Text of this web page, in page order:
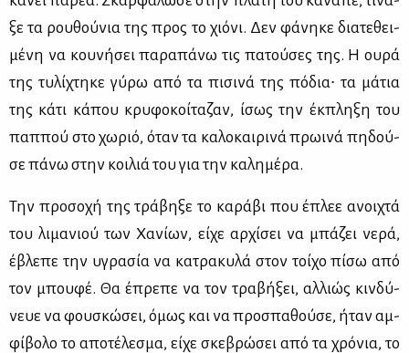
ξε τα ρου­θού­νια της προς το χιό­νι. Δεν φά­νη­κε δια­τε­θει­
μέ­νη να κου­νή­σει πα­ρα­πά­νω τις πα­τού­σες της. Η ου­ρά
της τυ­λί­χτη­κε γύ­ρω από τα πι­σι­νά της πό­δια∙ τα μά­τια
της κά­τι κά­που κρυ­φο­κοί­τα­ζαν, ίσως την έκ­πλη­ξη του
παπ­πού στο χω­ριό, όταν τα κα­λο­και­ρι­νά πρω­ι­νά πη­δού­
σε πά­νω στην κοι­λιά του για την κα­λη­μέ­ρα.
Την προ­σο­χή της τρά­βη­ξε το κα­ρά­βι που έπλεε ανοι­χτά
του λι­μα­νιού των Χα­νί­ων, εί­χε αρ­χί­σει να μπά­ζει νε­ρά,
έβλε­πε την υγρα­σία να κα­τρα­κυ­λά στον τοί­χο πί­σω από
τον μπου­φέ. Θα έπρε­πε να τον τρα­βή­ξει, αλ­λιώς κιν­δύ­
νευε να φου­σκώ­σει, όμως και να προ­σπα­θού­σε, ήταν αμ­
φί­βο­λο το απο­τέ­λε­σμα, εί­χε σκε­βρώ­σει από τα χρό­νια, το